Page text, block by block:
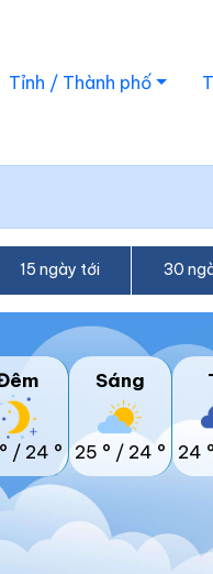
Tỉnh / Thành phố
15 ngày tới 30
/ 24 °
Sáng
25 ° / 24 ° 24 °